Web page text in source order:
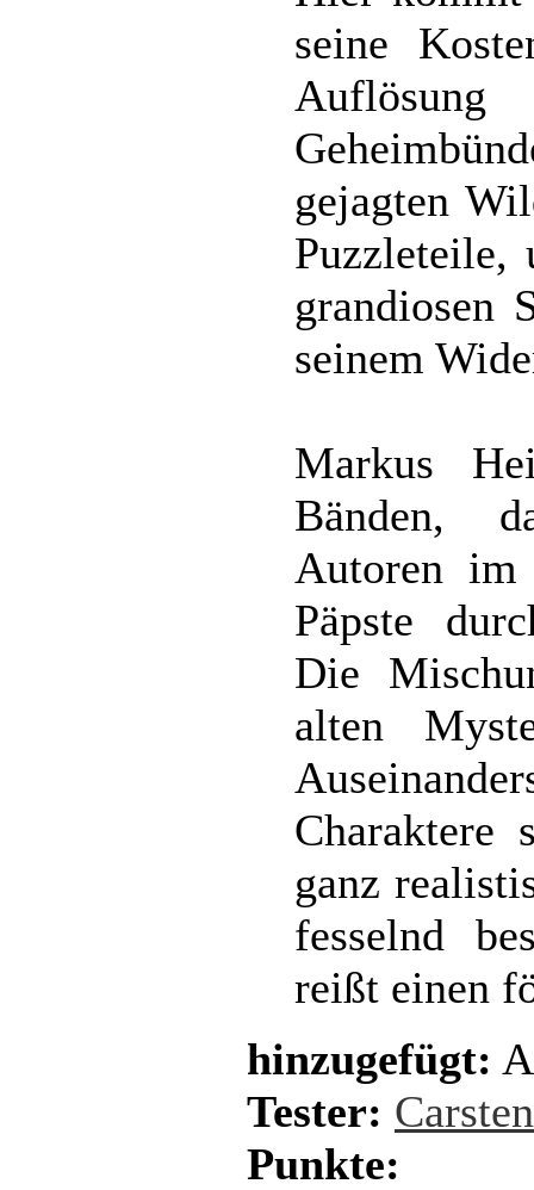
seine
gejagten
grandiosen
seinem
Markus
Bänden,
Autoren
Päpste
Die
alten
Charaktere
ganz
fesselnd
reißt einen
hinzugefügt:
Tester:
Punkte: